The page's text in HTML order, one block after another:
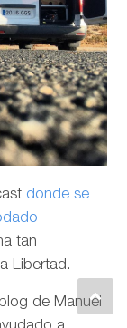
donde se
tan
Libertad.
de Manuel